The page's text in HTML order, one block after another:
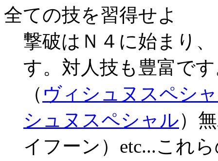
全ての技を習得せよ
撃破はＮ４に始まり
す。対人技も豊富で
（ ヴィシュヌスペシ
シュヌスペシャル）
イフーン）etc...これ